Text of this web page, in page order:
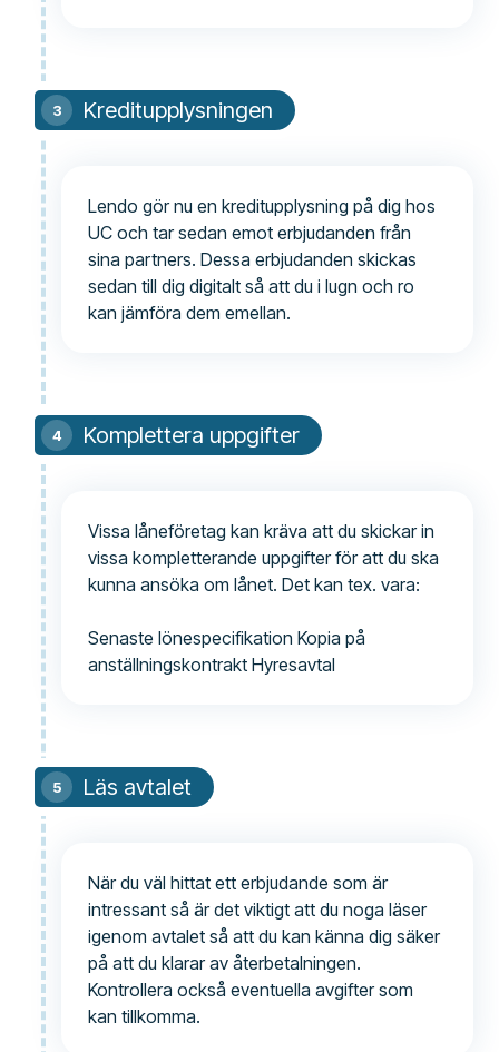
Kreditupplysningen
Lendo gör nu en kreditupplysning på dig hos
UC och tar sedan emot erbjudanden från
sina partners. Dessa erbjudanden skickas
sedan till dig digitalt så att du i lugn och ro
kan jämföra dem emellan.
Komplettera uppgifter
Vissa låneföretag kan kräva att du skickar in
vissa kompletterande uppgifter för att du ska
kunna ansöka om lånet. Det kan tex. vara:
Senaste lönespecifikation Kopia på
anställningskontrakt Hyresavtal
Läs avtalet
När du väl hittat ett erbjudande som är
intressant så är det viktigt att du noga läser
igenom avtalet så att du kan känna dig säker
på att du klarar av återbetalningen.
Kontrollera också eventuella avgifter som
kan tillkomma.